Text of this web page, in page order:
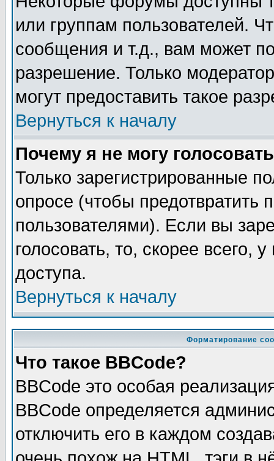
или группам пользователей.
сообщения и т.д., вам может
разрешение. Только
могут предоставить такое
Вернуться к началу
Почему я не могу
Только зарегистрированные
опросе (чтобы предотвратить
пользователями). Если вы
голосовать, то, скорее всего,
доступа.
Вернуться к началу
Форматирование
Что такое BBCode?
BBCode это особая
BBCode определяется
отключить его в каждом